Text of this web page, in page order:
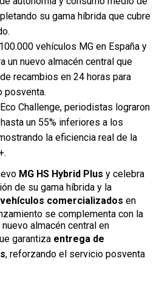
su gama híbrida que cubre
vehículos MG en España y
un nuevo almacén central que
recambios en 24 horas para
posventa.
Challenge, periodistas lograron
un 55% inferiores a los
la eficiencia real de la
MG HS Hybrid Plus y celebra
de su gama híbrida y la
vehículos comercializados en
se complementa con la
almacén central en
garantiza entrega de
, reforzando el servicio posventa